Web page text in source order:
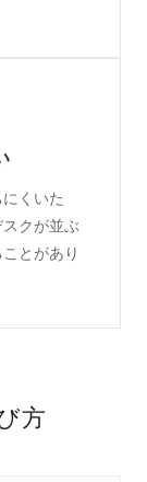
くいた
クが並ぶ
とがあり
方